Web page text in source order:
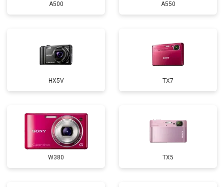
A500 A550
HX5V TX7
W380 TX5